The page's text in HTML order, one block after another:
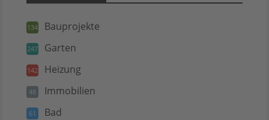
134 Bauprojekte
247 Garten
142 Heizung
48 Immobilien
61 Bad